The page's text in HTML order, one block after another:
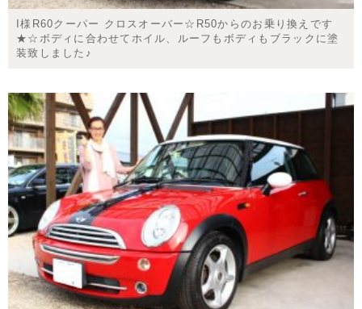
I様R60クーパー クロスオーバー☆R50からのお乗り換えです
★☆ボディに合わせてホイル、ルーフもボディもブラックに塗
装致しました♪